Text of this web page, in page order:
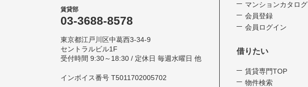
賃貸部
03-3688-8578
東京都江戸川区中葛西3-34-9
セントラルビル1F
受付時間 9:30～18:30 / 定休日 毎週水曜日 他
インボイス番号 T5011702005702
マンションカタログ
会員登録
会員ログイン
借りたい
賃貸専門TOP
物件検索